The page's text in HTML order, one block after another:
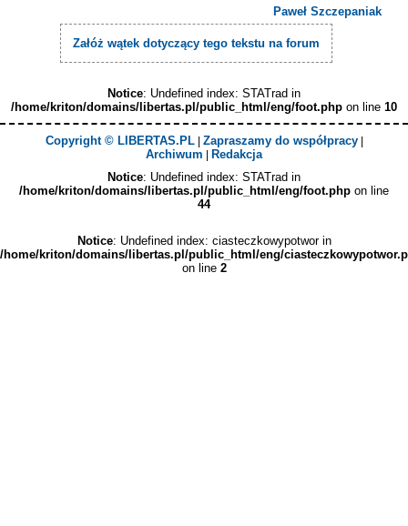
Paweł Szczepaniak
Załóż wątek dotyczący tego tekstu na forum
Notice: Undefined index: STATrad in
/home/kriton/domains/libertas.pl/public_html/eng/foot.php on line 10
Copyright © LIBERTAS.PL| Zapraszamy do współpracy|
Archiwum
Redakcja
Notice: Undefined index: STATrad in
/home/kriton/domains/libertas.pl/public_html/eng/foot.php on line
44
Notice: Undefined index: ciasteczkowypotwor in
/home/kriton/domains/libertas.pl/public_html/eng/
on line 2